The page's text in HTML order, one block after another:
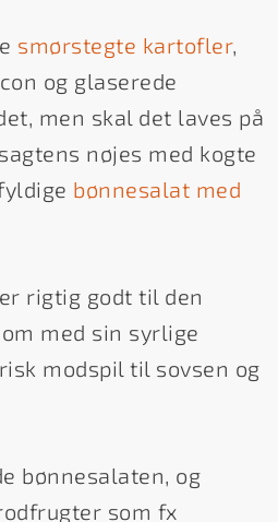
smørstegte kartofler,
og glaserede
men skal det laves på
nøjes med kogte
bønnesalat med
rigtig godt til den
med sin syrlige
modspil til sovsen og
bønnesalaten, og
som fx